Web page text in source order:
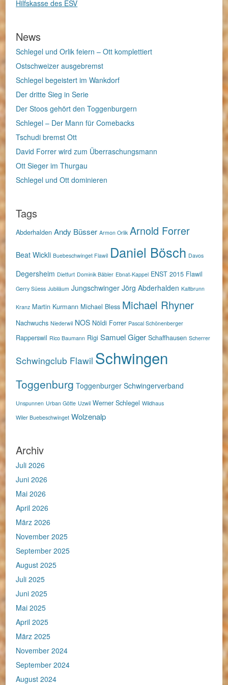
Hilfskasse des ESV
News
Schlegel und Orlik feiern – Ott komplettiert
Ostschweizer ausgebremst
Schlegel begeistert im Wankdorf
Der dritte Sieg in Serie
Der Stoos gehört den Toggenburgern
Schlegel – Der Mann für Comebacks
Tschudi bremst Ott
David Forrer wird zum Überraschungsmann
Ott Sieger im Thurgau
Schlegel und Ott dominieren
Tags
Abderhalden Andy Büsser Armon Orlik Arnold Forrer
Beat Wickli Buebeschwinget Flawil Daniel Bösch Davos
Degersheim Dietfurt Dominik Bäbler Ebnat-Kappel ENST 2015 Flawil
Gerry Süess Jubiläum Jungschwinger Jörg Abderhalden Kaltbrunn
Kranz Martin Kurmann Michael Bless Michael Rhyner
Nachwuchs Niederwil NOS Nöldi Forrer Pascal Schönenberger
Rapperswil Rico Baumann Rigi Samuel Giger Schaffhausen Scherrer
Schwingclub Flawil Schwingen
Toggenburg Toggenburger Schwingerverband
Unspunnen Urban Götte Uzwil Werner Schlegel Wildhaus
Wiler Buebeschwinget Wolzenalp
Archiv
Juli 2026
Juni 2026
Mai 2026
April 2026
März 2026
November 2025
September 2025
August 2025
Juli 2025
Juni 2025
Mai 2025
April 2025
März 2025
November 2024
September 2024
August 2024